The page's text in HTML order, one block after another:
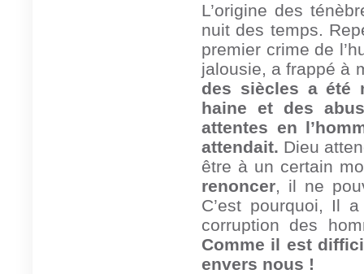
L’origine des
nuit des temps.
premier crime de
jalousie, a frappé à
des siècles a été
haine et des
attentes en
attendait. Dieu
être à un certain
renoncer, il ne
C’est pourquoi, Il
corruption des
Comme il est
envers nous !